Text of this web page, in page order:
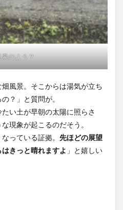
のよう？
風景。そこからは湯気が立ち
？」と質問が。
い土が早朝の太陽に照らさ
現象が起こるのだそう。
っている証拠。 先ほどの展望
きっと晴れますよ 」と嬉しい